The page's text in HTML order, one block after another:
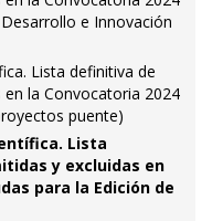
e Innovación
Lista definitiva de
la Convocatoria 2024
puente)
Lista
y excluidas en
para la Edición de